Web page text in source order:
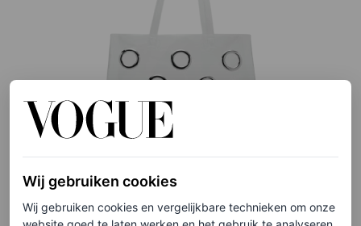
©MANGO
Wij gebruiken cookies
Wij gebruiken cookies en vergelijkbare technieken om onze